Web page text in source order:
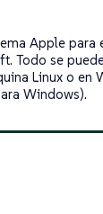
Apple para
Todo se
Linux o en
Windows).